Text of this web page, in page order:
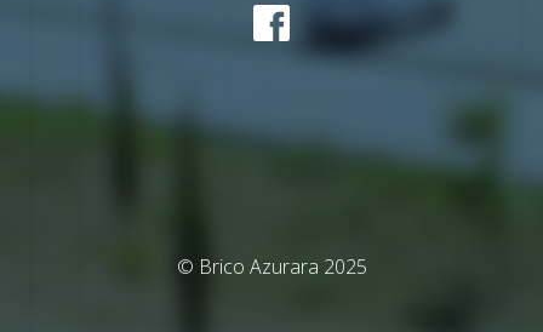
© Brico Azurara 2025